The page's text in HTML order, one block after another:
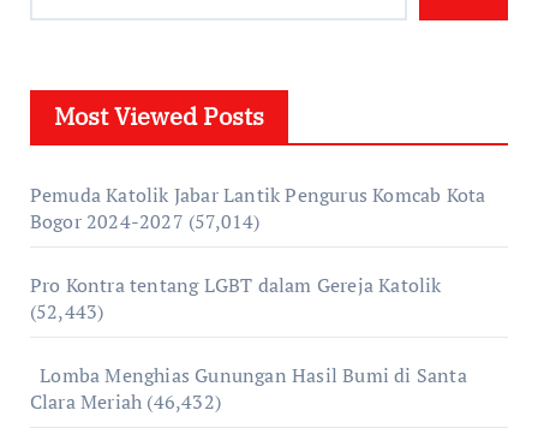
Most Viewed Posts
Pemuda Katolik Jabar Lantik Pengurus Komcab Kota
Bogor 2024-2027 (57,014)
Pro Kontra tentang LGBT dalam Gereja Katolik
(52,443)
Lomba Menghias Gunungan Hasil Bumi di Santa
Clara Meriah (46,432)